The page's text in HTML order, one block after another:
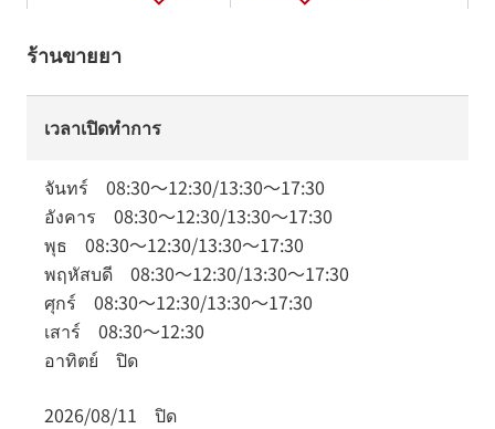
ร้านขายยา
เวลาเปิดทำการ
จันทร์ 08:30～12:30/13:30～17:30
อังคาร 08:30～12:30/13:30～17:30
พุธ 08:30～12:30/13:30～17:30
พฤหัสบดี 08:30～12:30/13:30～17:30
ศุกร์ 08:30～12:30/13:30～17:30
เสาร์ 08:30～12:30
อาทิตย์ ปิด
2026/08/11 ปิด